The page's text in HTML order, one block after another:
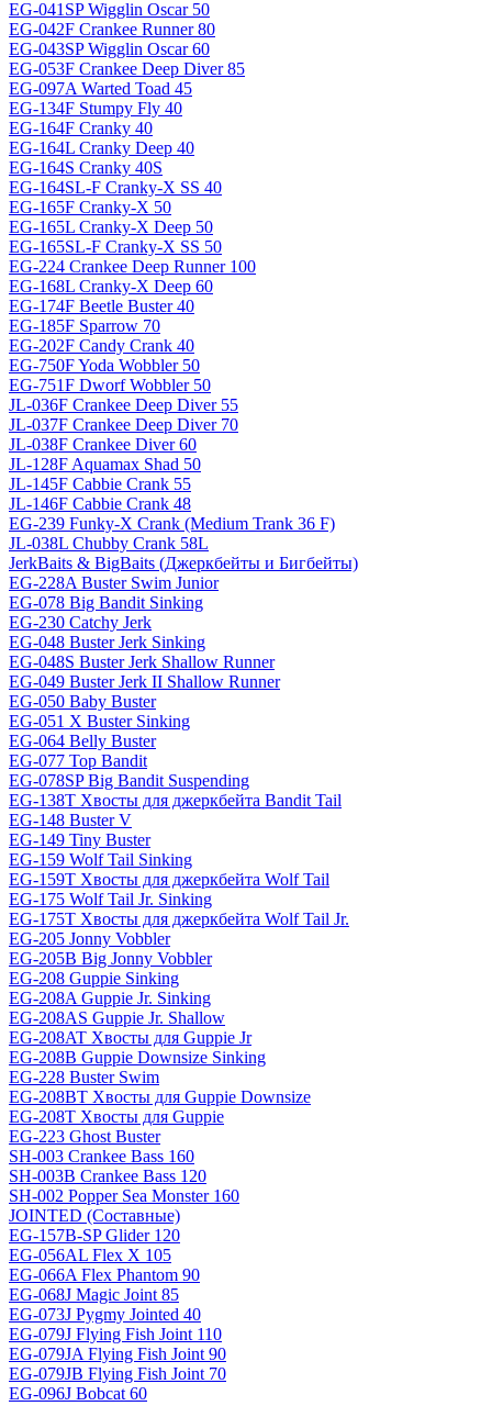
EG-041SP Wigglin Oscar 50
EG-042F Crankee Runner 80
EG-043SP Wigglin Oscar 60
EG-053F Crankee Deep Diver 85
EG-097A Warted Toad 45
EG-134F Stumpy Fly 40
EG-164F Cranky 40
EG-164L Cranky Deep 40
EG-164S Cranky 40S
EG-164SL-F Cranky-X SS 40
EG-165F Cranky-X 50
EG-165L Cranky-X Deep 50
EG-165SL-F Cranky-X SS 50
EG-224 Crankee Deep Runner 100
EG-168L Cranky-X Deep 60
EG-174F Beetle Buster 40
EG-185F Sparrow 70
EG-202F Candy Crank 40
EG-750F Yoda Wobbler 50
EG-751F Dworf Wobbler 50
JL-036F Crankee Deep Diver 55
JL-037F Crankee Deep Diver 70
JL-038F Crankee Diver 60
JL-128F Aquamax Shad 50
JL-145F Cabbie Crank 55
JL-146F Cabbie Crank 48
EG-239 Funky-X Crank (Medium Trank 36 F)
JL-038L Chubby Crank 58L
JerkBaits & BigBaits (Джеркбейты и Бигбейты)
EG-228A Buster Swim Junior
EG-078 Big Bandit Sinking
EG-230 Catchy Jerk
EG-048 Buster Jerk Sinking
EG-048S Buster Jerk Shallow Runner
EG-049 Buster Jerk II Shallow Runner
EG-050 Baby Buster
EG-051 X Buster Sinking
EG-064 Belly Buster
EG-077 Top Bandit
EG-078SP Big Bandit Suspending
EG-138T Хвосты для джеркбейта Bandit Tail
EG-148 Buster V
EG-149 Tiny Buster
EG-159 Wolf Tail Sinking
EG-159T Хвосты для джеркбейта Wolf Tail
EG-175 Wolf Tail Jr. Sinking
EG-175T Хвосты для джеркбейта Wolf Tail Jr.
EG-205 Jonny Vobbler
EG-205B Big Jonny Vobbler
EG-208 Guppie Sinking
EG-208A Guppie Jr. Sinking
EG-208AS Guppie Jr. Shallow
EG-208AT Хвосты для Guppie Jr
EG-208B Guppie Downsize Sinking
EG-228 Buster Swim
EG-208BT Хвосты для Guppie Downsize
EG-208T Хвосты для Guppie
EG-223 Ghost Buster
SH-003 Crankee Bass 160
SH-003B Crankee Bass 120
SH-002 Popper Sea Monster 160
JOINTED (Составные)
EG-157B-SP Glider 120
EG-056AL Flex X 105
EG-066A Flex Phantom 90
EG-068J Magic Joint 85
EG-073J Pygmy Jointed 40
EG-079J Flying Fish Joint 110
EG-079JA Flying Fish Joint 90
EG-079JB Flying Fish Joint 70
EG-096J Bobcat 60